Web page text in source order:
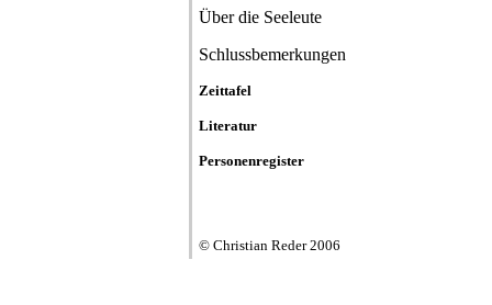
Über die Seeleute
Schlussbemerkungen
Zeittafel
Literatur
Personenregister
© Christian Reder 2006